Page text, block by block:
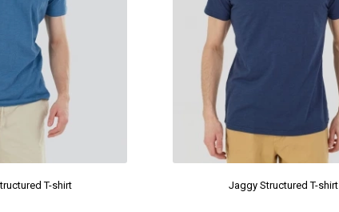
T-shirt Jaggy Structured T-shirt